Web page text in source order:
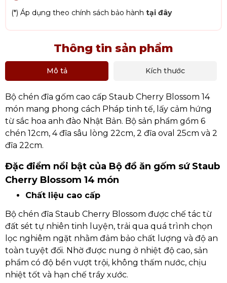
(*) Áp dụng theo chính sách bảo hành tại đây
Thông tin sản phẩm
Mô tả Kích thước
Bộ chén đĩa gốm cao cấp Staub Cherry Blossom 14
món mang phong cách Pháp tinh tế, lấy cảm hứng
từ sắc hoa anh đào Nhật Bản. Bộ sản phẩm gồm 6
chén 12cm, 4 đĩa sâu lòng 22cm, 2 đĩa oval 25cm và 2
đĩa 22cm.
Đặc điểm nổi bật của Bộ đồ ăn gốm sứ Staub
Cherry Blossom 14 món
Chất liệu cao cấp
Bộ chén đĩa Staub Cherry Blossom được chế tác từ
đất sét tự nhiên tinh luyện, trải qua quá trình chọn
lọc nghiêm ngặt nhằm đảm bảo chất lượng và độ an
toàn tuyệt đối. Nhờ được nung ở nhiệt độ cao, sản
phẩm có độ bền vượt trội, không thấm nước, chịu
nhiệt tốt và hạn chế trầy xước.